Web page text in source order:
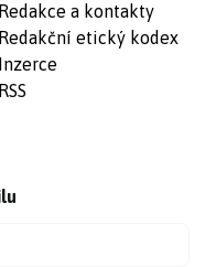
Redakce a kontakty
Redakční etický kodex
Inzerce
RSS